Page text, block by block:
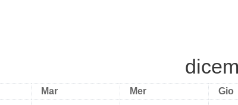
Martedì
Mar Mercoledì
Mer Gio